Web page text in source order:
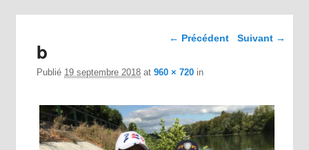
Navigation dans les
← Précédent Suivant →
b
Publié 19 septembre 2018 at960 × 720 in